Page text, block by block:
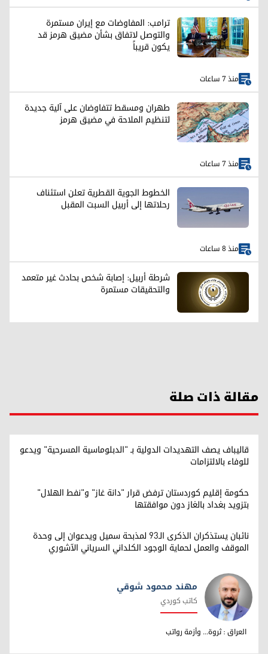
ترامب: المفاوضات مع إيران مستمرة
والتوصل لاتفاق بشأن مضيق هرمز قد
يكون قريباً
منذ 7 ساعات
طهران ومسقط تتفاوضان على آلية جديدة
لتنظيم الملاحة في مضيق هرمز
منذ 7 ساعات
الخطوط الجوية القطرية تعلن استئناف
رحلاتها إلى أربيل السبت المقبل
منذ 8 ساعات
شرطة أربيل: إصابة شخص بحادث غير متعمد
والتحقيقات مستمرة
مقالة ذات صلة
قاليباف يصف التهديدات الدولية بـ "الدبلوماسية المسرحية" ويدعو
للوفاء بالالتزامات
حكومة إقليم كوردستان ترفض قرار "دانة غاز" و"نفط الهلال"
بتزويد بغداد بالغاز دون موافقتها
نائبان يستذكران الذكرى الـ93 لمذبحة سميل ويدعوان إلى وحدة
الموقف والعمل لحماية الوجود الكلداني السرياني الآشوري
مهند محمود شوقي
مهند محمود شوقي
كاتب كوردي
العراق : ثروة... وأزمة رواتب